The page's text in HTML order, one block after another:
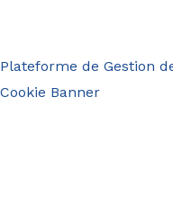
Plateforme de Gestion
Cookie Banner